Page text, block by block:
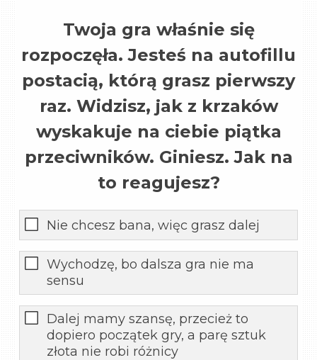
Twoja gra właśnie się
rozpoczęła. Jesteś na autofillu
postacią, którą grasz pierwszy
raz. Widzisz, jak z krzaków
wyskakuje na ciebie piątka
przeciwników. Giniesz. Jak na
to reagujesz?
Nie chcesz bana, więc grasz dalej
Wychodzę, bo dalsza gra nie ma
sensu
Dalej mamy szansę, przecież to
dopiero początek gry, a parę sztuk
złota nie robi różnicy